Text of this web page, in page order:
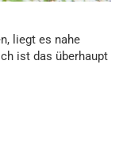
liegt es nahe
ist das überhaupt